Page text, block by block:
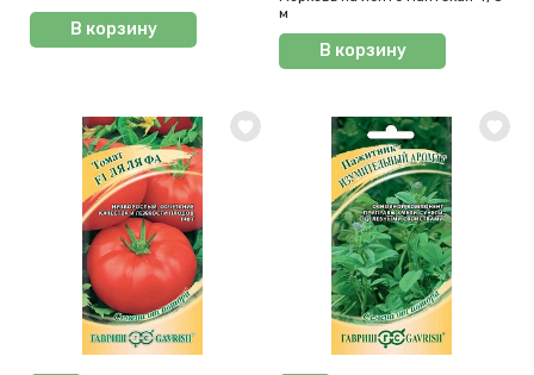
В корзину
м
В корзину